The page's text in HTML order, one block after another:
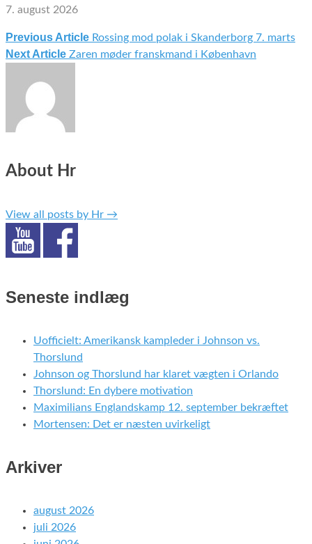
7. august 2026
Indlægsnavigation
Previous Article Rossing mod polak i Skanderborg 7. marts
Next Article Zaren møder franskmand i København
About Hr
View all posts by Hr →
Seneste indlæg
Uofficielt: Amerikansk kampleder i Johnson vs.
Thorslund
Johnson og Thorslund har klaret vægten i Orlando
Thorslund: En dybere motivation
Maximilians Englandskamp 12. september bekræftet
Mortensen: Det er næsten uvirkeligt
Arkiver
august 2026
juli 2026